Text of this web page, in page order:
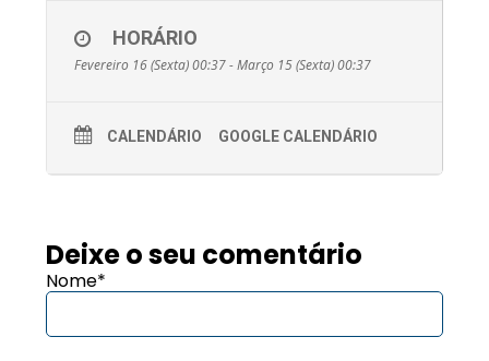
HORÁRIO
Fevereiro 16 (Sexta) 00:37 - Março 15 (Sexta) 00:37
CALENDÁRIO GOOGLE CALENDÁRIO
Deixe o seu comentário
Nome*